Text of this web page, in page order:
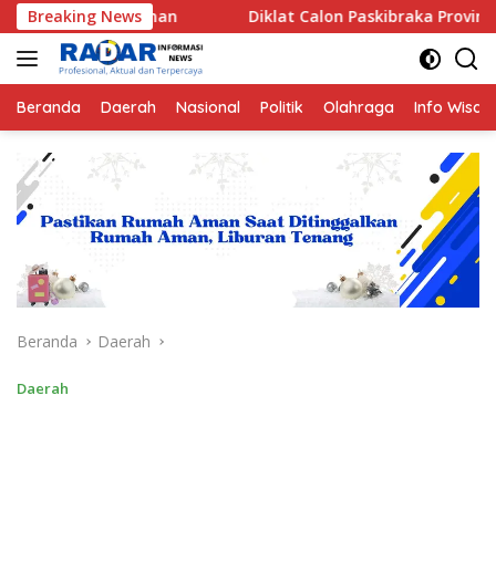
Langsung
ke
konten
Breaking NewsDiklat Calon Paskibraka Provinsi Bengkulu 2026
Beranda Daerah Nasional Politik Olahraga Info
Beranda Daerah
Daerah